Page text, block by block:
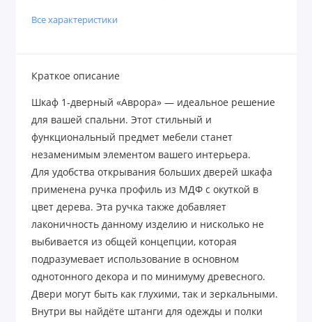
Все характеристики
Краткое описание
Шкаф 1-дверный «Аврора» — идеальное решение
для вашей спальни. Этот стильный и
функциональный предмет мебели станет
незаменимым элементом вашего интерьера.
Для удобства открывания больших дверей шкафа
применена ручка профиль из МДФ с окуткой в
цвет дерева. Эта ручка также добавляет
лаконичность данному изделию и нисколько не
выбивается из общей концепции, которая
подразумевает использование в основном
однотонного декора и по минимуму древесного.
Двери могут быть как глухими, так и зеркальными.
Внутри вы найдёте штанги для одежды и полки